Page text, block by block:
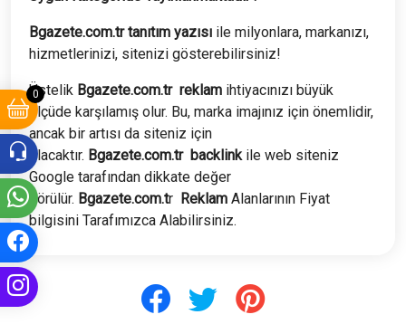
0
Bgazete.com.tr tanıtım yazısı ile milyonlara, markanızı,
hizmetlerinizi, sitenizi gösterebilirsiniz!
Üstelik Bgazete.com.tr reklam ihtiyacınızı büyük
ölçüde karşılamış olur. Bu, marka imajınız için önemlidir,
ancak bir artısı da siteniz için
olacaktır. Bgazete.com.tr backlink ile web siteniz
Google tarafından dikkate değer
görülür. Bgazete.com.tr Reklam Alanlarının Fiyat
bilgisini Tarafımızca Alabilirsiniz.